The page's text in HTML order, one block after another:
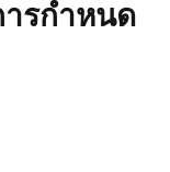
รกำหนด